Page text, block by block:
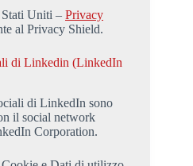
Uniti – Privacy
al Privacy Shield.
di Linkedin (LinkedIn
di LinkedIn sono
il social network
Corporation.